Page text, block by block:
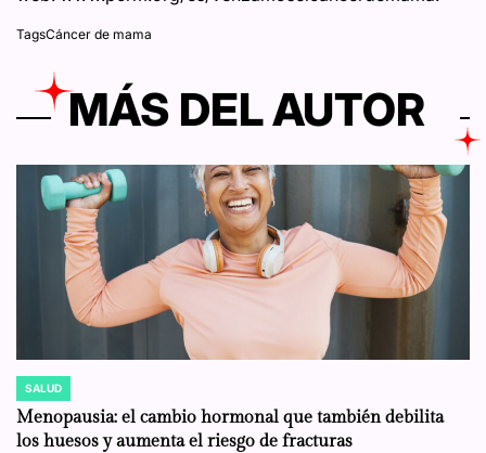
TagsCáncer de mama
MÁS DEL AUTOR
POSTED
IN
SALUD
Menopausia: el cambio hormonal que también debilita
los huesos y aumenta el riesgo de fracturas